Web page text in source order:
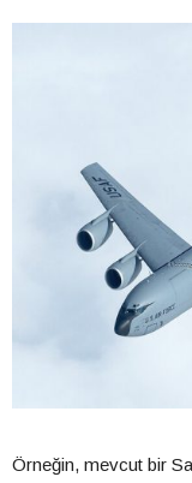
Örneğin, mevcut bir